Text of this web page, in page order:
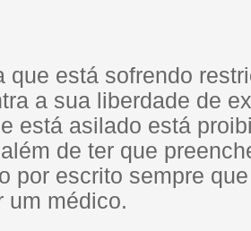
que está sofrendo
a sua liberdade de
está asilado está
de ter que
por escrito sempre
um médico.